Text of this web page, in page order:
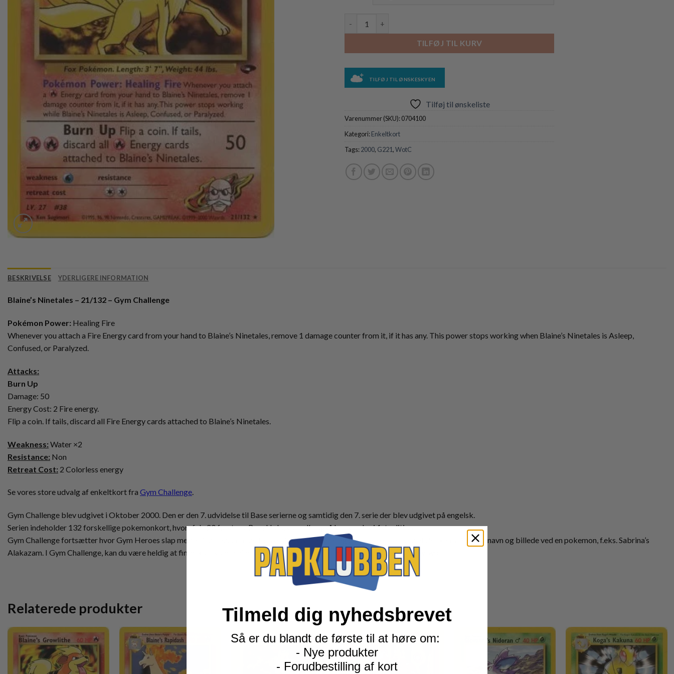
TILFØJ TIL KURV
TILFØJ TIL ØNSKESKYEN
Tilføj til ønskeliste
Varenummer (SKU):0704100
Kategori:Enkeltkort
Tags:2000, G221,WotC
BESKRIVELSE YDERLIGERE INFORMATION
Blaine’s Ninetales – 21/132 – Gym Challenge
Pokémon Power: Healing Fire
Whenever you attach a Fire Energy card from your hand to Blaine’s Ninetales, remove 1 damage counter from it, if it has any. This power stops working when Blaine’s Ninetales is Asleep,
Confused, or Paralyzed.
Attacks:
Burn Up
Damage: 50
Energy Cost: 2 Fire energy.
Flip a coin. If tails, discard all Fire Energy cards attached to Blaine’s Ninetales.
Weakness: Water ×2
Resistance: Non
Retreat Cost: 2 Colorless energy
Se vores store udvalg af enkeltkort fra Gym Challenge.
Gym Challenge blev udgivet i Oktober 2000. Den er den 7. udvidelse til Base serierne og samtidig den 7. serie der blev udgivet på engelsk.
Serien indeholder 132 forskellige pokemonkort, hvoraf de 20 første er Rare Holo, som alle også kan samles i 1st edition.
Gym Challenge fortsætter hvor Gym Heroes slap med at indtroducere de forskellige Gym ledere og deres pokemon ved at der kan stå disses navn og billede ved en pokemon, f.eks. Sabrina’s
Alakazam. I Gym Challenge, kan du være heldig at finde kort som Blaine’s Charizard, Giovanni’s Persian eller Rocket’s Mewtwo.
Relaterede produkter Tilmeld dig nyhedsbrevet
Så er du blandt de første til at høre om:
- Nye produkter
- Forudbestilling af kort